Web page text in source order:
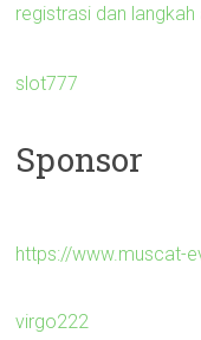
registrasi dan
slot777
Sponsor
https://www.muscat-
virgo222